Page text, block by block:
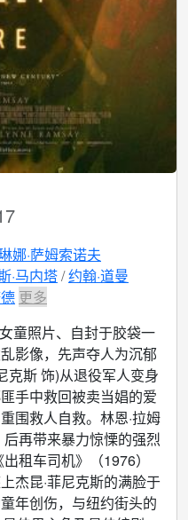
娜·萨姆索诺夫
·马内塔 约翰·道曼
更多
童照片、自封于胶袋一
影像，先声夺人为沉郁
克斯 饰)从退役军人变身
手中救回被卖当娼的爱
围救人自救。林恩·拉姆
再带来暴力惊慄的强烈
租车司机》（1976）
杰昆·菲尼克斯的满脸于
年创伤，与纽约街头的